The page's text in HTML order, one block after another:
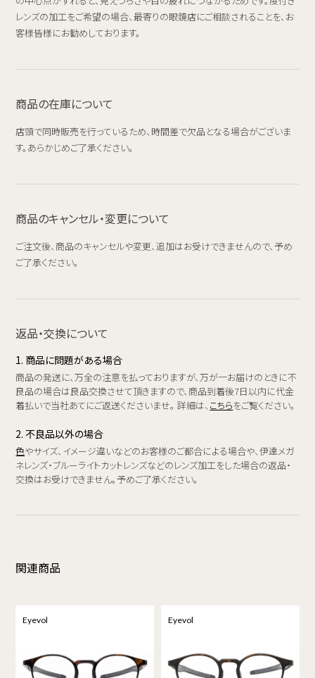
レンズの加工をご希望の場合、最寄りの眼鏡店にご相談されることを、お
客様皆様にお勧めしております。
商品の在庫について
店頭で同時販売を行っているため、時間差で欠品となる場合がございま
す。あらかじめご了承ください。
商品のキャンセル・変更について
ご注文後、商品のキャンセルや変更、追加はお受けできませんので、予め
ご了承ください。
返品・交換について
1. 商品に問題がある場合
商品の発送に、万全の注意を払っておりますが、万が一お届けのときに不
良品の場合は良品交換させて頂きますので、商品到着後7日以内に代金
着払いで当社あてにご返送くださいませ。 詳細は、 こちらをご覧ください。
2. 不良品以外の場合
色やサイズ、イメージ違いなどのお客様のご都合による場合や、伊達メガ
ネレンズ・ブルーライトカットレンズなどのレンズ加工をした場合の返品・
交換はお受けできません。予めご了承ください。
関連商品
Eyevol Eyevol